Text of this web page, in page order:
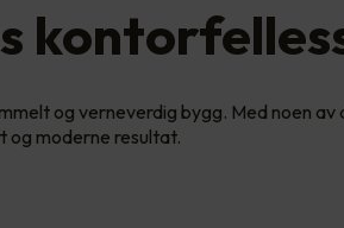
og verneverdig bygg. Med noen
moderne resultat.